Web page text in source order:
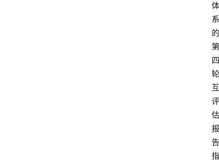
体
系
的
第
四
轮
互
评
估
报
告
指